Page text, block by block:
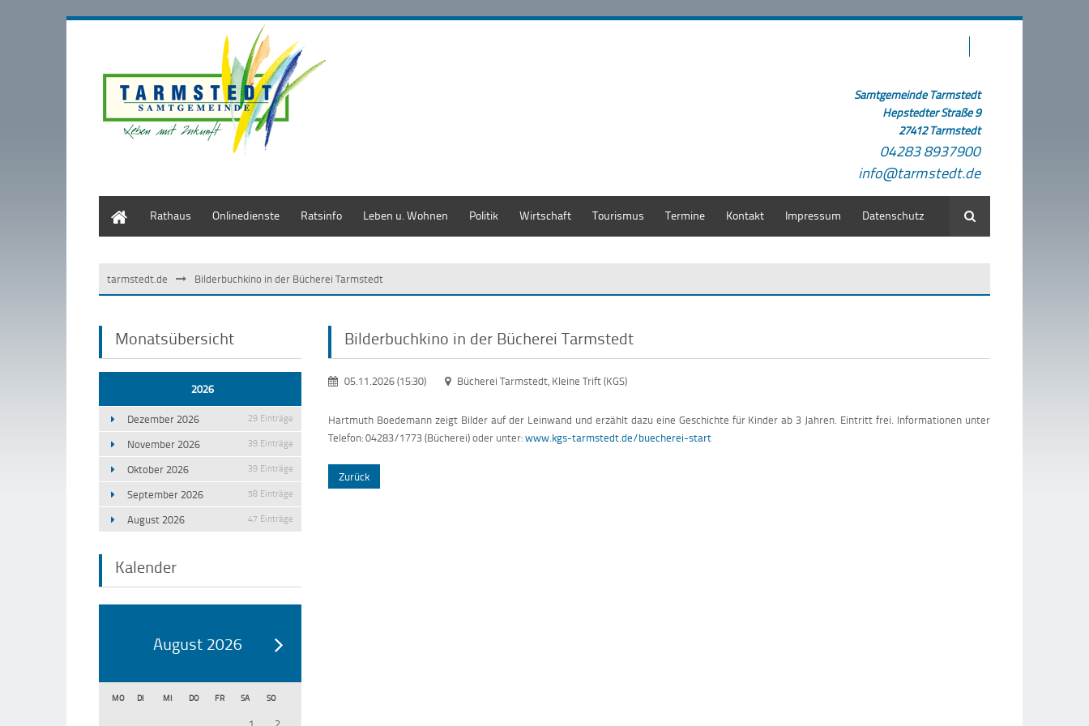
Samtgemeinde Tarmstedt
Hepstedter Straße 9
27412 Tarmstedt
04283 8937900
info@tarmstedt.de
Rathaus Onlinedienste Ratsinfo Leben u. Wohnen Politik Wirtschaft Tourismus Termine Kontakt Impressum Datenschutz Suche
tarmstedt.de Bilderbuchkino in der Bücherei Tarmstedt
Monatsübersicht
2026
Dezember 2026 29 Einträge
November 2026 39 Einträge
Oktober 2026 39 Einträge
September 2026 58 Einträge
August 2026 47 Einträge
Kalender
August 2026
MO DI MI DO FR SA SO
Bilderbuchkino in der Bücherei Tarmstedt
05.11.2026 (15:30) Bücherei Tarmstedt, Kleine Trift (KGS)
Hartmuth Boedemann zeigt Bilder auf der Leinwand und erzählt dazu eine Geschichte für Kinder ab 3 Jahren. Eintritt frei. Informationen unter
Telefon: 04283/1773 (Bücherei) oder unter:www.kgs-tarmstedt.de/buecherei-start
Zurück